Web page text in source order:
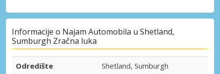
Informacije o Najam Automobila u Shetland,
Sumburgh Zračna luka
Odredište
Shetland, Sumburgh